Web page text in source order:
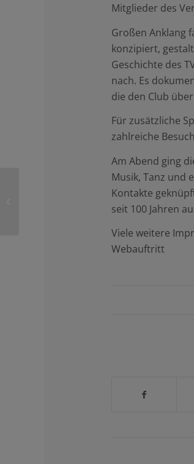
Mitglieder des
Großen Anklang
konzipiert,
Geschichte des
nach. Es
die den Club
Für zusätzliche
zahlreiche
Am Abend ging
Musik, Tanz und
Kontakte
seit 100 Jahren
Viele weitere
Webauftritt